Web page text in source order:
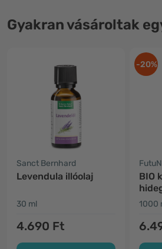
Gyakran vásároltak
Sanct Bernhard
Levendula illóolaj
30 ml
4.690 Ft
-20%
BIO
szűz
1000